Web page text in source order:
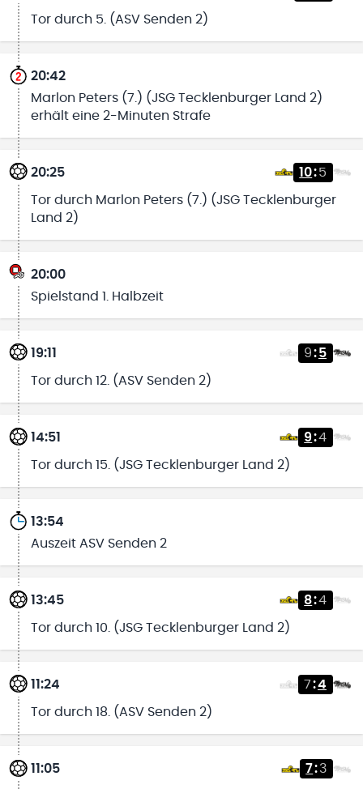
Tor durch 5. (ASV Senden 2)
20:42
Marlon Peters (7.) (JSG Tecklenburger Land 2)
erhält eine 2-Minuten Strafe
20:25 10:5
Tor durch Marlon Peters (7.) (JSG Tecklenburger
Land 2)
20:00
Spielstand 1. Halbzeit
19:11 9:5
Tor durch 12. (ASV Senden 2)
14:51 9:4
Tor durch 15. (JSG Tecklenburger Land 2)
13:54
Auszeit ASV Senden 2
13:45 8:4
Tor durch 10. (JSG Tecklenburger Land 2)
11:24 7:4
Tor durch 18. (ASV Senden 2)
11:05 7:3